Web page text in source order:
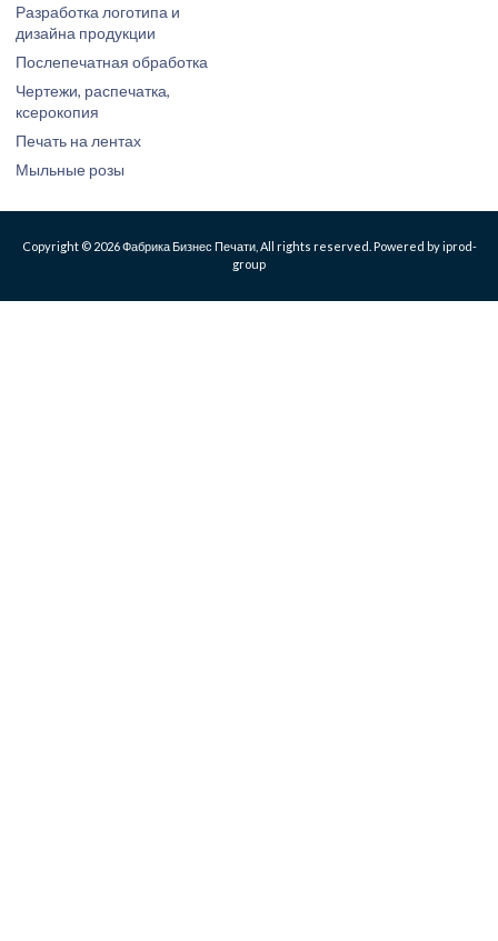
Разработка логотипа и
дизайна продукции
Послепечатная обработка
Чертежи, распечатка,
ксерокопия
Печать на лентах
Мыльные розы
Copyright © 2026 Фабрика Бизнес Печати, All rights reserved. Powered by iprod-
group